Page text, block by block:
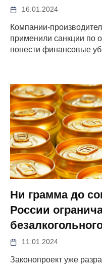
16.01.2024
Компании-
применили санкции по
понести финансовые
Ни грамма до
России
11.01.2024
Законопроект уже